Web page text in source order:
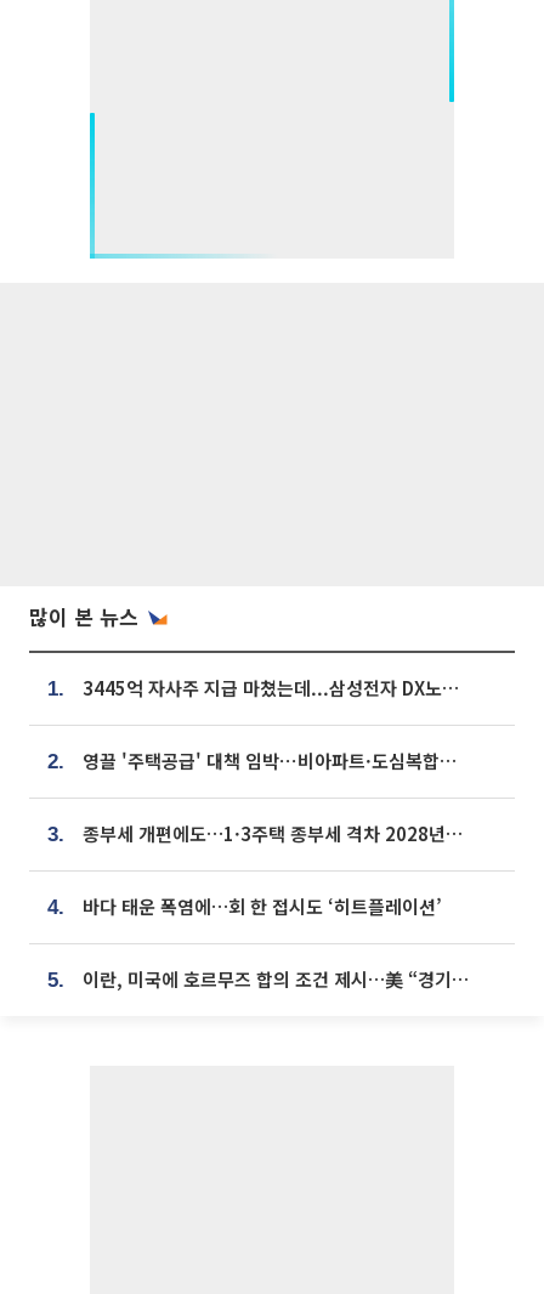
많이 본 뉴스
1. 3445억 자사주 지급 마쳤는데...삼성전자 DX노조, 뒤늦은 '떼쓰기 집회'
2. 영끌 '주택공급' 대책 임박⋯비아파트·도심복합까지 총동원
3. 종부세 개편에도…1·3주택 종부세 격차 2028년부터 확대
4. 바다 태운 폭염에…회 한 접시도 ‘히트플레이션’
5. 이란, 미국에 호르무즈 합의 조건 제시…美 “경기 아직 안 끝나” [종합]